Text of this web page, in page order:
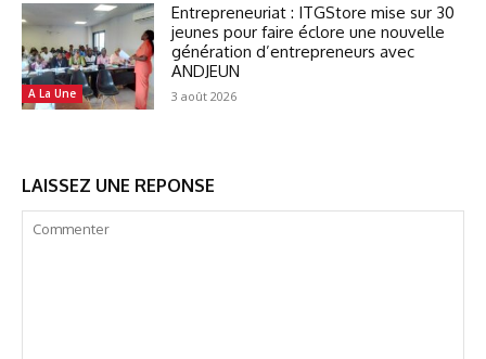
A La Une
Entrepreneuriat : ITGStore mise sur 30
jeunes pour faire éclore une nouvelle
génération d’entrepreneurs avec
ANDJEUN
3 août 2026
LAISSEZ UNE REPONSE